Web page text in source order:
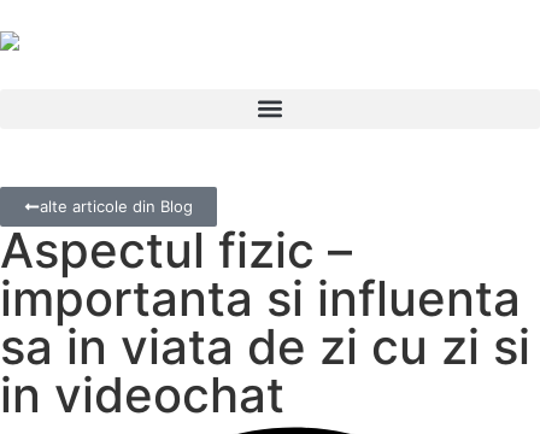
alte articole din Blog
Aspectul fizic –
importanta si influenta
sa in viata de zi cu zi si
in videochat